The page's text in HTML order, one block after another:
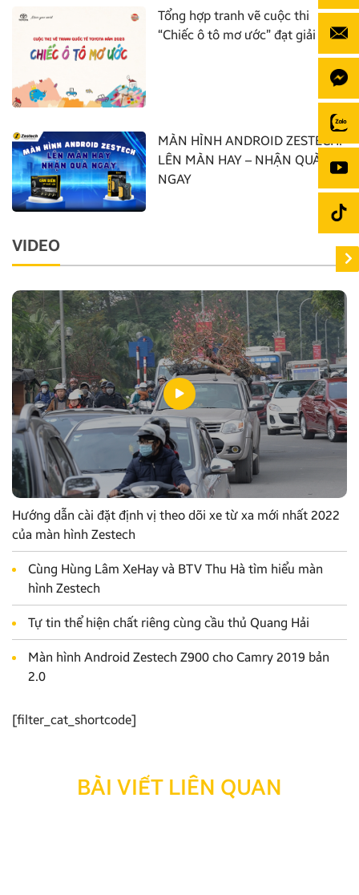
Tổng hợp tranh vẽ cuộc thi
“Chiếc ô tô mơ ước” đạt giải nhất
MÀN HÌNH ANDROID ZESTECH:
LÊN MÀN HAY – NHẬN QUÀ
NGAY
VIDEO
Hướng dẫn cài đặt định vị theo dõi xe từ xa mới nhất 2022
của màn hình Zestech
Cùng Hùng Lâm XeHay và BTV Thu Hà tìm hiểu màn
hình Zestech
Tự tin thể hiện chất riêng cùng cầu thủ Quang Hải
Màn hình Android Zestech Z900 cho Camry 2019 bản
2.0
[filter_cat_shortcode]
BÀI VIẾT LIÊN QUAN